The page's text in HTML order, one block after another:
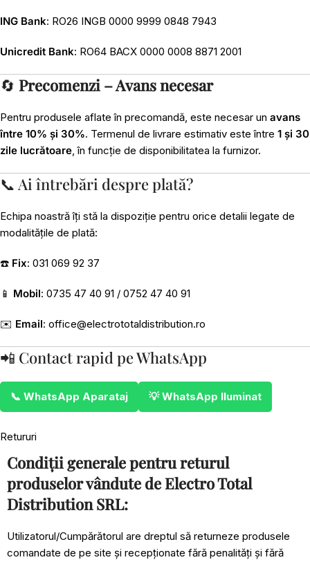
ING Bank: RO26 INGB 0000 9999 0848 7943
Unicredit Bank: RO64 BACX 0000 0008 8871 2001
🔄 Precomenzi – Avans necesar
Pentru produsele aflate în precomandă, este necesar un avans
între 10% și 30%. Termenul de livrare estimativ este între 1 și 30
zile lucrătoare, în funcție de disponibilitatea la furnizor.
📞 Ai întrebări despre plată?
Echipa noastră îți stă la dispoziție pentru orice detalii legate de
modalitățile de plată:
☎️ Fix: 031 069 92 37
📱 Mobil: 0735 47 40 91 / 0752 47 40 91
✉️ Email: office@electrototaldistribution.ro
📲 Contact rapid pe WhatsApp
📞 WhatsApp Aparataj 💡 WhatsApp Iluminat
Retururi
Condiții generale pentru returul
produselor vândute de Electro Total
Distribution SRL:
Utilizatorul/Cumpărătorul are dreptul să returneze produsele
comandate de pe site și recepționate fără penalități și fără